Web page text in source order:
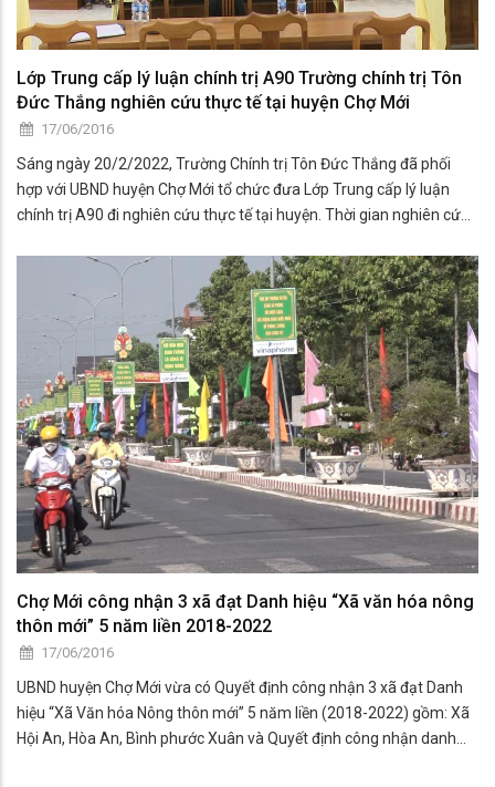
Lớp Trung cấp lý luận chính trị A90 Trường chính trị Tôn
Đức Thắng nghiên cứu thực tế tại huyện Chợ Mới
17/06/2016
Sáng ngày 20/2/2022, Trường Chính trị Tôn Đức Thắng đã phối
hợp với UBND huyện Chợ Mới tổ chức đưa Lớp Trung cấp lý luận
chính trị A90 đi nghiên cứu thực tế tại huyện. Thời gian nghiên cứu
Chợ Mới công nhận 3 xã đạt Danh hiệu “Xã văn hóa nông
thôn mới” 5 năm liền 2018-2022
17/06/2016
UBND huyện Chợ Mới vừa có Quyết định công nhận 3 xã đạt Danh
hiệu “Xã Văn hóa Nông thôn mới” 5 năm liền (2018-2022) gồm: Xã
Hội An, Hòa An, Bình phước Xuân và Quyết định công nhận danh